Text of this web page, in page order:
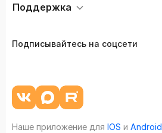
Поддержка
Подписывайтесь на соцсети
Наше приложение для IOS и Android